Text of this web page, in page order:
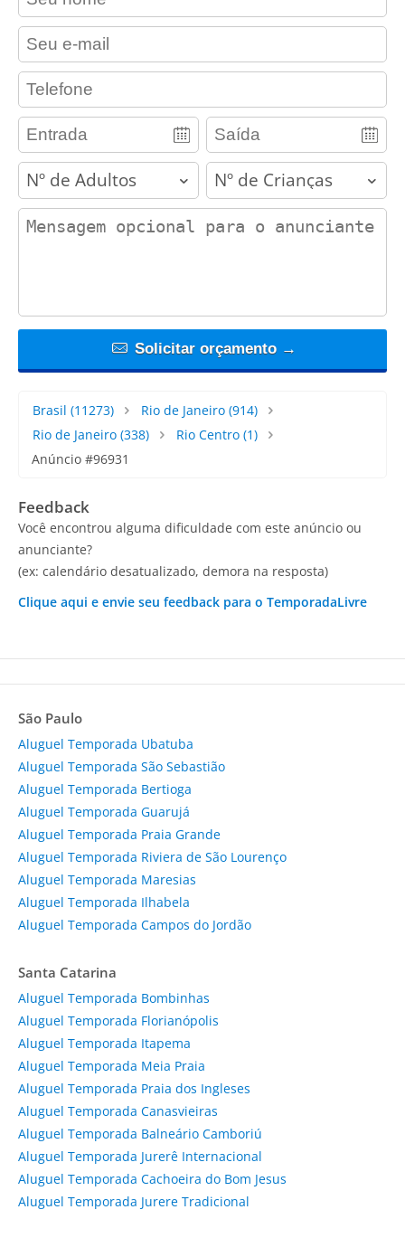
contact_email
contact_phone
adults children
contact_message
Solicitar orçamento →
Brasil (11273) Rio de Janeiro(914)
Rio de Janeiro (338) Rio Centro(1)
Anúncio #96931
Feedback
Você encontrou alguma dificuldade com este anúncio ou
anunciante?
(ex: calendário desatualizado, demora na resposta)
Clique aqui e envie seu feedback para o TemporadaLivre
São Paulo
Aluguel Temporada Ubatuba
Aluguel Temporada São Sebastião
Aluguel Temporada Bertioga
Aluguel Temporada Guarujá
Aluguel Temporada Praia Grande
Aluguel Temporada Riviera de São Lourenço
Aluguel Temporada Maresias
Aluguel Temporada Ilhabela
Aluguel Temporada Campos do Jordão
Santa Catarina
Aluguel Temporada Bombinhas
Aluguel Temporada Florianópolis
Aluguel Temporada Itapema
Aluguel Temporada Meia Praia
Aluguel Temporada Praia dos Ingleses
Aluguel Temporada Canasvieiras
Aluguel Temporada Balneário Camboriú
Aluguel Temporada Jurerê Internacional
Aluguel Temporada Cachoeira do Bom Jesus
Aluguel Temporada Jurere Tradicional